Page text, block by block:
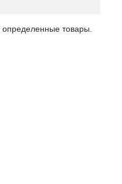
товары.